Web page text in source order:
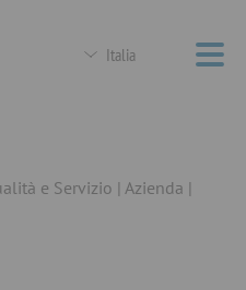
Italia
e Servizio Azienda